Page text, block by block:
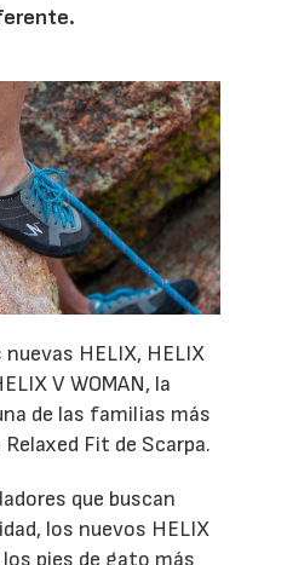
nuevas HELIX, HELIX
V WOMAN, la
de las familias más
Fit de Scarpa.
que buscan
los nuevos HELIX
pies de gato más